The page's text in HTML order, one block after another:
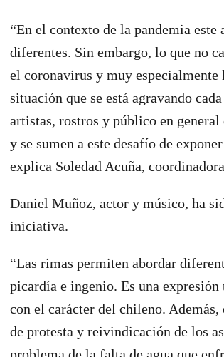
“En el contexto de la pandemia este
diferentes. Sin embargo, lo que no
el coronavirus y muy especialmente
situación que se está agravando
artistas, rostros y público en
y se sumen a este desafío de
explica Soledad Acuña,
Daniel Muñoz, actor y músico, ha
iniciativa.
“Las rimas permiten abordar
picardía e ingenio. Es una
con el carácter del chileno.
de protesta y reivindicación de los